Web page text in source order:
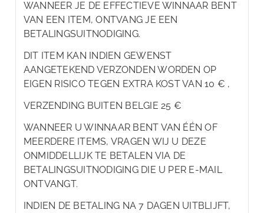
WANNEER JE DE EFFECTIEVE WINNAAR BENT
VAN EEN ITEM, ONTVANG JE EEN
BETALINGSUITNODIGING.
DIT ITEM KAN INDIEN GEWENST
AANGETEKEND VERZONDEN WORDEN OP
EIGEN RISICO TEGEN EXTRA KOST VAN 10 € ,
VERZENDING BUITEN BELGIE 25 €
WANNEER U WINNAAR BENT VAN ÉÉN OF
MEERDERE ITEMS, VRAGEN WIJ U DEZE
ONMIDDELLIJK TE BETALEN VIA DE
BETALINGSUITNODIGING DIE U PER E-MAIL
ONTVANGT.
INDIEN DE BETALING NA 7 DAGEN UITBLIJFT,